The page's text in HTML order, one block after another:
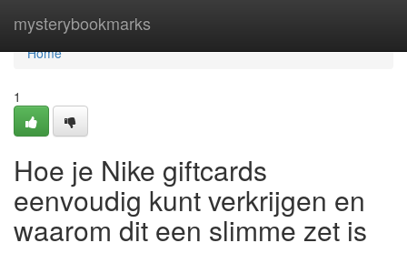
mysterybookmarks
Home
Home
1
Hoe je Nike giftcards
eenvoudig kunt verkrijgen en
waarom dit een slimme zet is